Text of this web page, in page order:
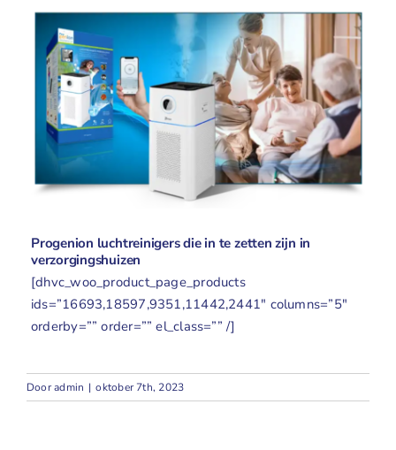
Progenion luchtreinigers die in te zetten zijn in
verzorgingshuizen
[dhvc_woo_product_page_products
ids=”16693,18597,9351,11442,2441″ columns=”5″
orderby=”” order=”” el_class=”” /]
Dooradmin | oktober 7th, 2023